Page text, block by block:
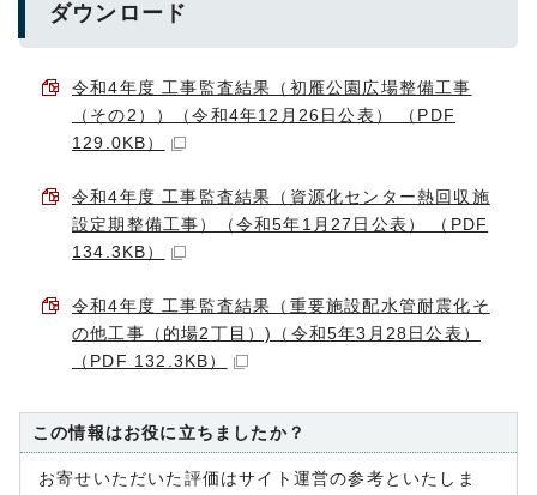
ダウンロード
令和4年度 工事監査結果（初雁公園広場整備工事
（その2））（令和4年12月26日公表） （PDF
129.0KB）
令和4年度 工事監査結果（資源化センター熱回収施
設定期整備工事）（令和5年1月27日公表） （PDF
134.3KB）
令和4年度 工事監査結果（重要施設配水管耐震化そ
の他工事（的場2丁目）)（令和5年3月28日公表）
（PDF 132.3KB）
この情報はお役に立ちましたか？
お寄せいただいた評価はサイト運営の参考といたしま